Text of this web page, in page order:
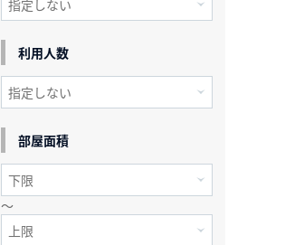
利用人数
部屋面積
～